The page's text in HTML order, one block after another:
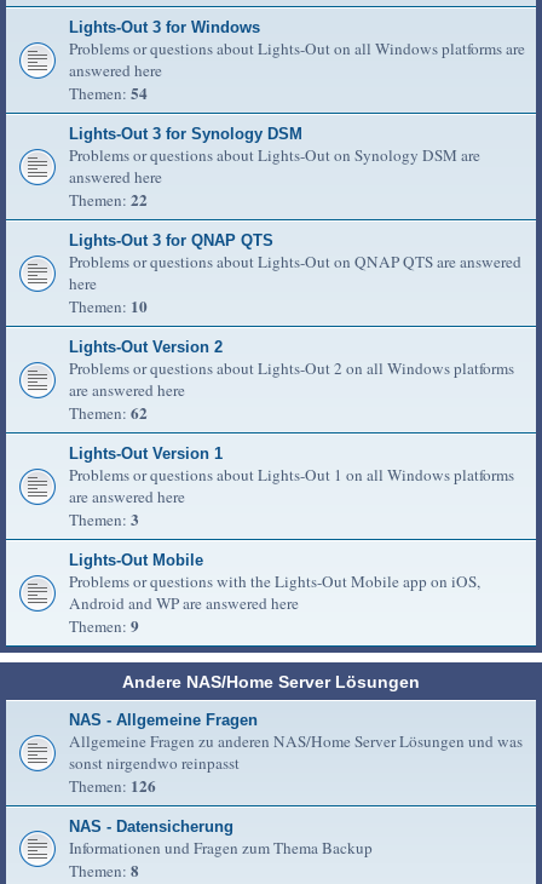
Lights-Out 3 for Windows
Problems or questions about Lights-Out on all Windows platforms are
answered here
Themen: 54
Lights-Out 3 for Synology DSM
Problems or questions about Lights-Out on Synology DSM are
answered here
Themen: 22
Lights-Out 3 for QNAP QTS
Problems or questions about Lights-Out on QNAP QTS are answered
here
Themen: 10
Lights-Out Version 2
Problems or questions about Lights-Out 2 on all Windows platforms
are answered here
Themen: 62
Lights-Out Version 1
Problems or questions about Lights-Out 1 on all Windows platforms
are answered here
Themen: 3
Lights-Out Mobile
Problems or questions with the Lights-Out Mobile app on iOS,
Android and WP are answered here
Themen: 9
Andere NAS/Home Server Lösungen
NAS - Allgemeine Fragen
Allgemeine Fragen zu anderen NAS/Home Server Lösungen und was
sonst nirgendwo reinpasst
Themen: 126
NAS - Datensicherung
Informationen und Fragen zum Thema Backup
Themen: 8